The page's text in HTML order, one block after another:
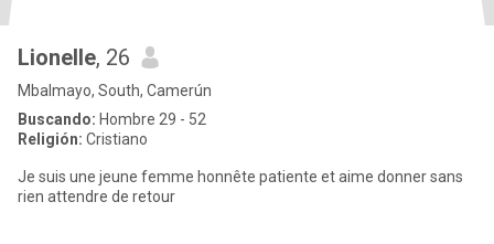
Lionelle, 26
Mbalmayo, South, Camerún
Buscando: Hombre 29 - 52
Religión: Cristiano
Je suis une jeune femme honnête patiente et aime donner sans
rien attendre de retour